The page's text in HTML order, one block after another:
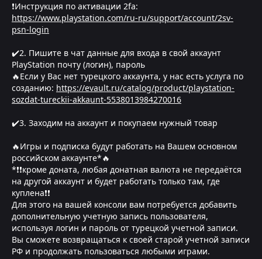
❗Инструкция по активации 2fa:
https://www.playstation.com/ru-ru/support/account/2sv-
psn-login
✔️2. Пишите в чат данные для входа в свой аккаунт
PlayStation почту (логин), пароль
🔥Если у Вас нет турецкого аккаунта, у нас есть услуга по
созданию: https://evault.ru/catalog/product/playstation-
sozdat-tureckii-akkaunt-5538013984270016
✔️3. Заходим на аккаунт и покупаем нужный товар
🔥Игры и подписка будут работать на Вашем основном
российском аккаунте*🔥
*❗❗кроме доната, любая донатная валюта не передаётся
на другой аккаунт и будет работать только там, где
куплена❗❗
Для этого на вашей консоли вам потребуется добавить
дополнительную учетную запись пользователя,
используя логин и пароль от турецкой учетной записи.
Вы сможете возвращаться к своей старой учетной записи
РФ и продолжать пользоваться любыми играми.